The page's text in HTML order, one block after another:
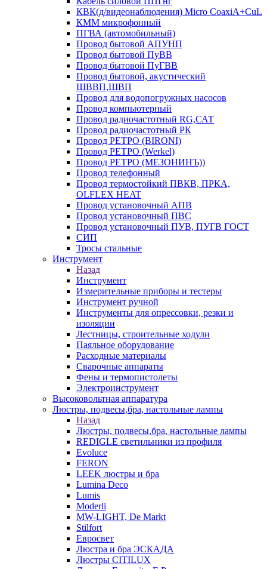
КВК(д/видеонаблюдения) Micro CoaxiA+CuL
КММ микрофонный
ПГВА (автомобильный)
Провод бытовой АПУНП
Провод бытовой ПуВВ
Провод бытовой ПуГВВ
Провод бытовой, акустический
ШВВП,ШВП
Провод для водопогружных насосов
Провод компьютерный
Провод радиочастотный RG,САТ
Провод радиочастотный РК
Провод РЕТРО (BIRONI)
Провод РЕТРО (Werkel)
Провод РЕТРО (МЕЗОНИНЪ))
Провод телефонный
Провод термостойкий ПВКВ, ПРКА,
OLFLEX HEAT
Провод установочный АПВ
Провод установочный ПВС
Провод установочный ПУВ, ПУГВ ГОСТ
СИП
Тросы стальные
Инструмент
Назад
Инструмент
Измерительные приборы и тестеры
Инструмент ручной
Инструменты для опрессовки, резки и
изоляции
Лестницы, строительные ходули
Паяльное оборудование
Расходные материалы
Сварочные аппараты
Фены и термопистолеты
Электроинструмент
Высоковольтная аппаратура
Люстры, подвесы,бра, настольные лампы
Назад
Люстры, подвесы,бра, настольные лампы
REDIGLE светильники из профиля
Evoluce
FERON
LEEK люстры и бра
Lumina Deco
Lumis
Moderli
MW-LIGHT, De Markt
Stilfort
Евросвет
Люстра и бра ЭСКАДА
Люстры CITILUX